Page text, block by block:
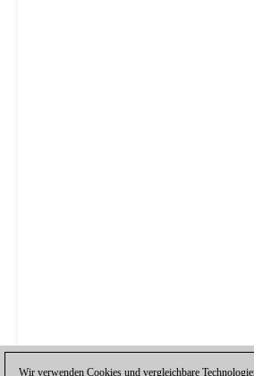
Wir verwenden Cookies und vergleichbare